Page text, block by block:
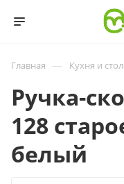
Главная — Кухня и
Ручка-
128
белый